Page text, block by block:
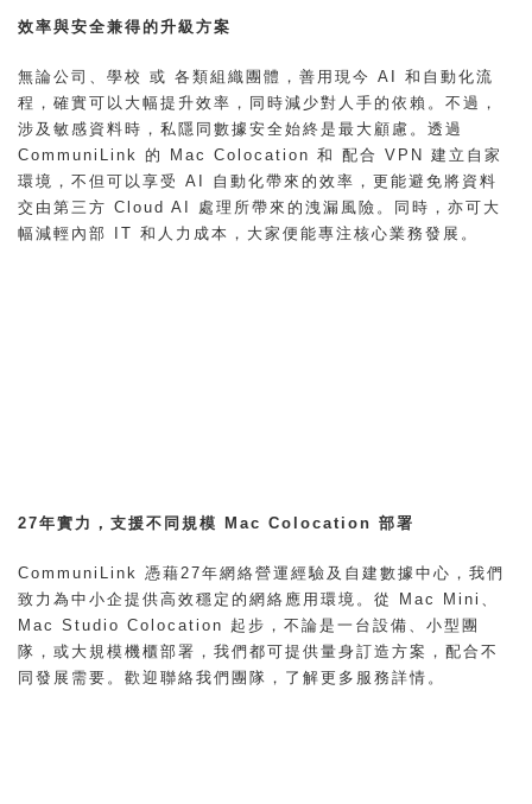
效率與安全兼得的升級方案
無論公司、學校 或 各類組織團體，善用現今 AI 和自動化流
程，確實可以大幅提升效率，同時減少對人手的依賴。不過，
涉及敏感資料時，私隱同數據安全始終是最大顧慮。透過
CommuniLink
的 Mac Colocation 和 配合 VPN 建立自家
環境，不但可以享受 AI 自動化帶來的效率，更能避免將資料
交由第三方 Cloud AI 處理所帶來的洩漏風險。同時，亦可大
幅減輕內部 IT 和人力成本，大家便能專注核心業務發展。
27年實力，支援不同規模 Mac Colocation 部署
CommuniLink 憑藉27年網絡營運經驗及自建數據中心，我們
致力為中小企提供高效穩定的網絡應用環境。從 Mac Mini、
Mac Studio Colocation 起步，不論是一台設備、小型團
隊，或大規模機櫃部署，我們都可提供量身訂造方案，配合不
同發展需要。歡迎聯絡我們團隊 ，了解更多服務詳情。